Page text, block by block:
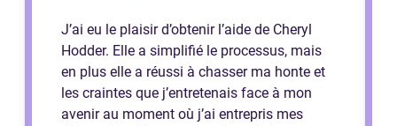
J’ai eu le plaisir d’obtenir l’aide de Cheryl
Hodder. Elle a simplifié le processus, mais
en plus elle a réussi à chasser ma honte et
les craintes que j’entretenais face à mon
avenir au moment où j’ai entrepris mes